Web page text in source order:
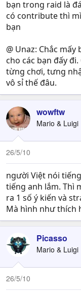
bạn trong raid là
có contribute thì
bạn
@ Unaz: Chắc
cho các bạn đấy
từng chơi, tưng
vô sỉ thế đâu.
wowftw
Mario & Luigi
26/5/10
người Việt nói
tiếng anh lắm. Thì
ra 1 số ý kiến và
Mà hình như thích
Picasso
Mario & Luigi
26/5/10